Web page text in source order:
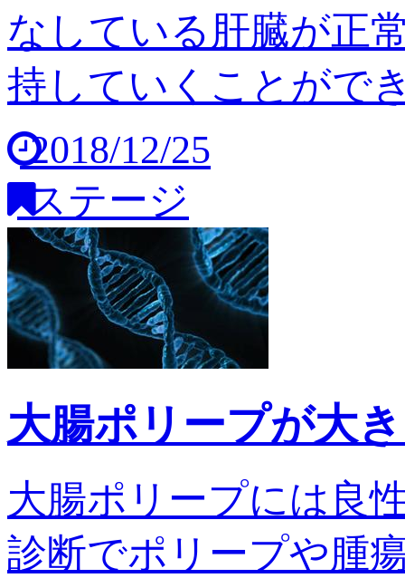
なしている肝臓が正
持していくことがで
2018/12/25
ステージ
大腸ポリープが大
大腸ポリープには良
診断でポリープや腫